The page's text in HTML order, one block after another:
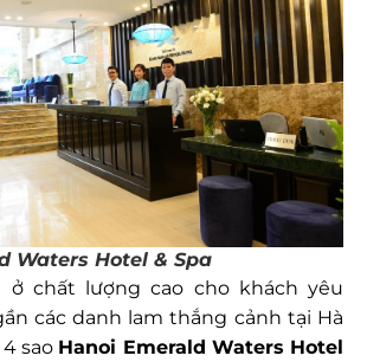
Waters Hotel & Spa
ở chất lượng cao cho khách yêu
các danh lam thắng cảnh tại Hà
sao Hanoi Emerald Waters Hotel